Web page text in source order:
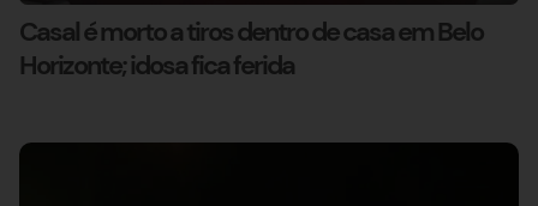
Casal é morto a tiros dentro de casa em Belo
Horizonte; idosa fica ferida